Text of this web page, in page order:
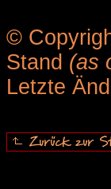
©
Stand (as
Letzte